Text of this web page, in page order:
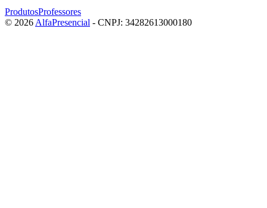
ProdutosProfessores
© 2026 AlfaPresencial - CNPJ: 34282613000180